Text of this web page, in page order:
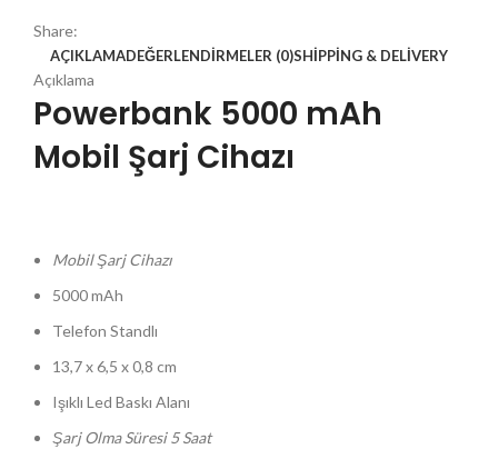
Share:
AÇIKLAMADEĞERLENDIRMELER (0)SHIPPING & DELIVERY
Açıklama
Powerbank 5000 mAh
Mobil Şarj Cihazı
Mobil Şarj Cihazı
5000 mAh
Telefon Standlı
13,7 x 6,5 x 0,8 cm
Işıklı Led Baskı Alanı
Şarj Olma Süresi 5 Saat